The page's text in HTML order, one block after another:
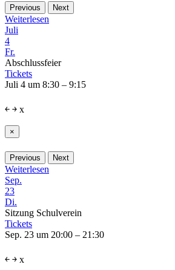
Previous Next
Weiterlesen
Juli
4
Fr.
Abschlussfeier
Tickets
Juli 4 um 8:30 – 9:15
￩ ￫ x
×
Previous Next
Weiterlesen
Sep.
23
Di.
Sitzung Schulverein
Tickets
Sep. 23 um 20:00 – 21:30
￩ ￫ x